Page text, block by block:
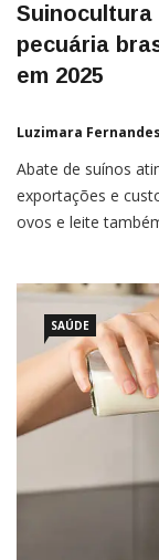
pecuária
em 2025
Luzimara Fernandes
Abate de suínos
exportações e
ovos e leite
SAÚDE